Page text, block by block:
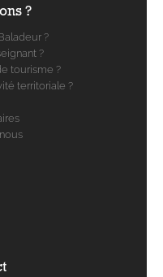
?
?
?
tourisme ?
territoriale ?